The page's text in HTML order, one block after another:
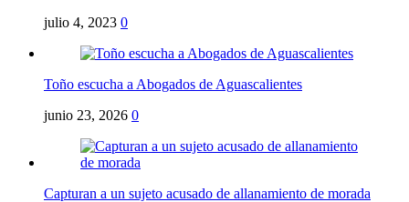
julio 4, 2023 0
Toño escucha a Abogados de Aguascalientes
junio 23, 2026 0
Capturan a un sujeto acusado de allanamiento de morada